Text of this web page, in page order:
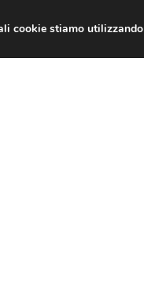
cookie stiamo utilizzando